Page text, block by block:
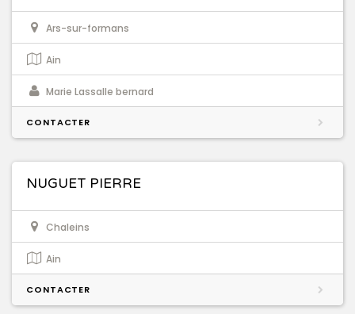
Ars-sur-formans
Ain
Marie Lassalle bernard
CONTACTER
NUGUET PIERRE
Chaleins
Ain
CONTACTER